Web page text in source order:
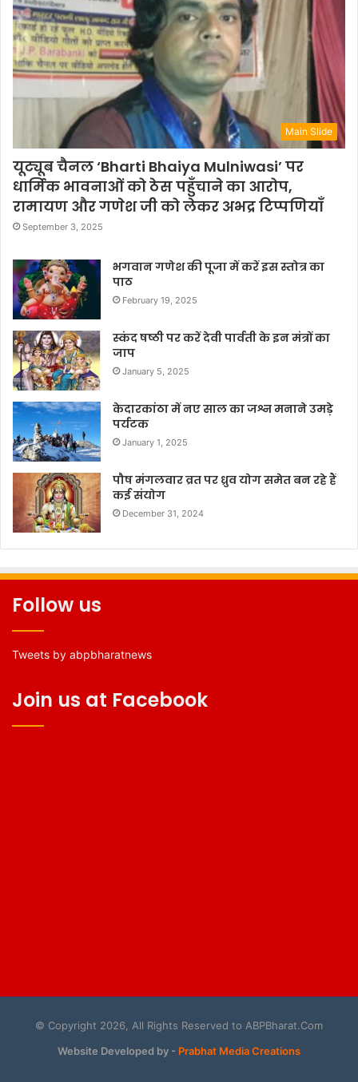
Main Slide
यूट्यूब चैनल ‘Bharti Bhaiya Mulniwasi’ पर
धार्मिक भावनाओं को ठेस पहुँचाने का आरोप,
रामायण और गणेश जी को लेकर अभद्र टिप्पणियाँ
September 3, 2025
भगवान गणेश की पूजा में करें इस स्तोत्र का
पाठ
February 19, 2025
स्कंद षष्ठी पर करें देवी पार्वती के इन मंत्रों का
जाप
January 5, 2025
केदारकांठा में नए साल का जश्न मनाने उमड़े
पर्यटक
January 1, 2025
पौष मंगलवार व्रत पर ध्रुव योग समेत बन रहे हैं
कई संयोग
December 31, 2024
Follow us
Tweets by abpbharatnews
Join us at Facebook
© Copyright 2026, All Rights Reserved to ABPBharat.Com
Website Developed by - Prabhat Media Creations